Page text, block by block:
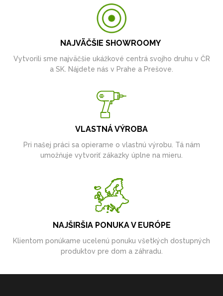
NAJVÄČŠIE SHOWROOMY
Vytvorili sme najväčšie ukážkové centrá svojho druhu v ČR
a SK. Nájdete nás v Prahe a Prešove.
VLASTNÁ VÝROBA
Pri našej práci sa opierame o vlastnú výrobu. Tá nám
umožňuje vytvoriť zákazky úplne na mieru.
NAJŠIRŠIA PONUKA V EURÓPE
Klientom ponúkame ucelenú ponuku všetkých dostupných
produktov pre dom a záhradu.